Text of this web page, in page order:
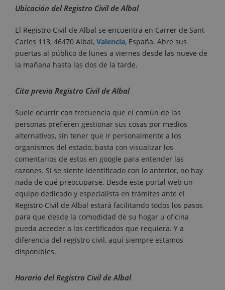
Ubicación del Registro Civil de Albal
El Registro Civil de Albal se encuentra en Carrer de Sant
Carles 113, 46470 Albal, Valencia, España. Abre sus
puertas al público de lunes a viernes desde las nueve de
la mañana hasta las dos de la tarde.
Cita previa Registro Civil de Albal
Suele ocurrir con frecuencia que el común de las
personas prefieren gestionar sus cosas por medios
alternativos, sin tener que ir personalmente a los
organismos del estado, basta con visualizar los
comentarios de estos en google para entender las
razones. Si se siente identificado con lo anterior, no hay
nada de qué preocuparse. Desde este portal web un
equipo dedicado y especialista en trámites ante el
Registro Civil de Albal estará facilitando todos los pasos
para que desde la comodidad de su hogar u oficina
pueda acceder a los certificados que requiera. Y a
diferencia del registro civil, aquí siempre estamos
disponibles.
Horario del Registro Civil de Albal